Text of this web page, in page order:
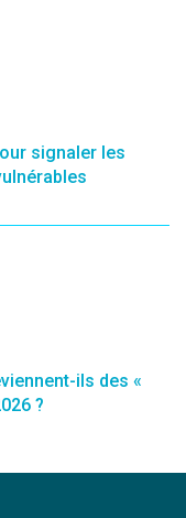
signaler les
ils des «
?